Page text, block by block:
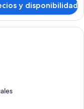
y disponibilidad
de hotel con cama,